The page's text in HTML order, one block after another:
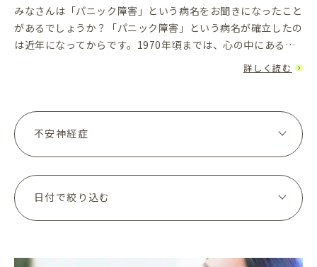
みなさんは「パニック障害」という病名をお聞きになったこと
があるでしょうか？「パニック障害」という病名が確立したの
は近年になってからです。1970年頃までは、心の中にある不
安が蓄積・爆発して症状が生じるとの考えから、「神経不安
詳しく読む